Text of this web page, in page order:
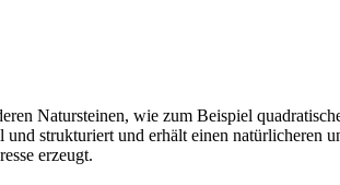
Natursteinen, wie zum Beispiel
strukturiert und erhält einen natürlicheren
erzeugt.